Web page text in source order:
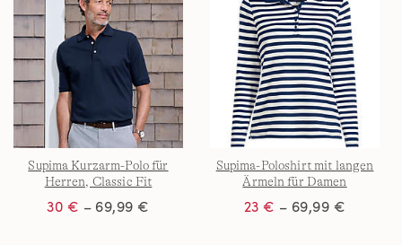
Supima Kurzarm-Polo für
Herren, Classic Fit
30 € – 69,99 €
Supima-Poloshirt mit langen
Ärmeln für Damen
23 € – 69,99 €